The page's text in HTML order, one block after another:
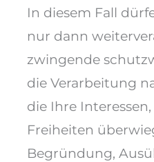
In diesem Fall
nur dann
zwingende
die Verarbeitung
die Ihre
Freiheiten
Begründung,